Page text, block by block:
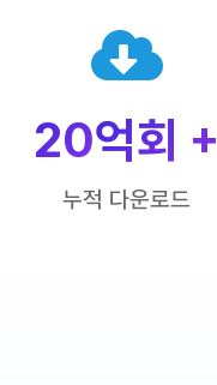
20억회 +
누적 다운로드